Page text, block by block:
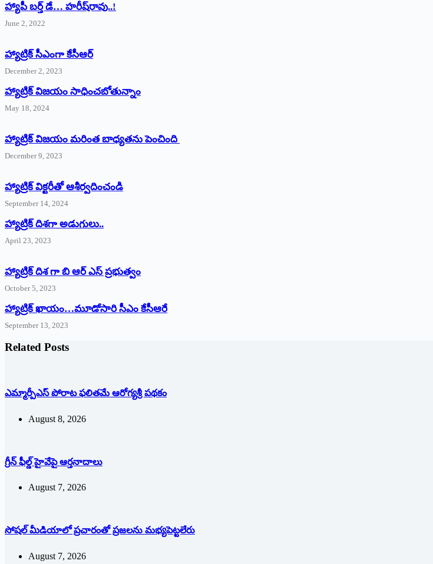
హ్యాపీ బర్త్ ‌డే… హరీష్‌రావు..!
June 2, 2022
హ్యాట్రిక్‌ ‌సీఎంగా కేసీఆర్‌
December 2, 2023
హ్యాట్రిక్‌ విజయం సాధించబోతున్నాం
May 18, 2024
హ్యాట్రిక్ విజయం మరింత బాధ్యతను పెంచింది
December 9, 2023
హ్యాట్రిక్‌ ‌విక్టరీతో ఆశీర్వదించండి
September 14, 2024
‌హ్యాట్రిక్‌ ‌దిశగా అడుగులు..
April 23, 2023
హ్యాట్రిక్ దిశ గా బి ఆర్ ఎస్ ప్రభుత్వం
October 5, 2023
హ్యాట్రిక్‌ ‌ఖాయం…మూడోసారి సీఎం కేసీఆరే
September 13, 2023
Related Posts
ఎమ్మార్పీఎస్ పోరాట ఫలితమే ఆరోగ్యశ్రీ పథకం
August 8, 2026
గ్రీన్ ఫీల్డ్ హైవేపై ఆర్తనాదాలు
August 7, 2026
సోషల్‌ ‌మీడియాలో ప్రచారంతో ప్రజలను మభ్యపెట్టలేరు
August 7, 2026